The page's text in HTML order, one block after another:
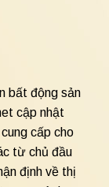
bất động sản
cập nhật
cấp cho
từ chủ đầu
định về thị